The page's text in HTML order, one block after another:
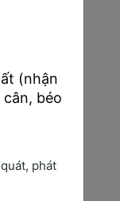
4 tuần tuổi
nhất chính là
uống khoa
canxi và axit
cần thiết.
xanh, trái
cơ thể mỗi
hạn chế ăn
(nhận
béo
phát